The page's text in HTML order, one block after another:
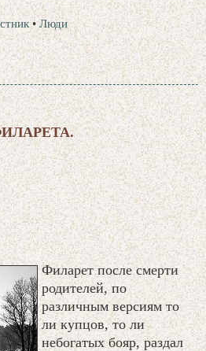
•Люди
Филарет после смерти
родителей, по
различным версиям то
ли купцов, то ли
небогатых бояр, раздал